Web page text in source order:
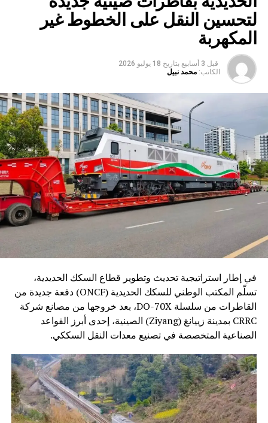
لتحسين النقل على الخطوط غير
المكهربة
قبل 3 أسابيع بتاريخ 18 يوليو 2026
الكاتب: محمد نبيل
في إطار استراتيجية تحديث وتطوير قطاع السكك الحديدية،
تسلّم المكتب الوطني للسكك الحديدية (ONCF) دفعة جديدة من
القاطرات من سلسلة DO-70X، بعد خروجها من مصانع شركة
CRRC بمدينة زييانغ (Ziyang) الصينية، إحدى أبرز القواعد
الصناعية المتخصصة في تصنيع معدات النقل السككي.